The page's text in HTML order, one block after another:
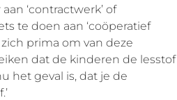
‘contractwerk’ of
te doen aan ‘coöperatief
prima om van deze
dat de kinderen de lesstof
het geval is, dat je de